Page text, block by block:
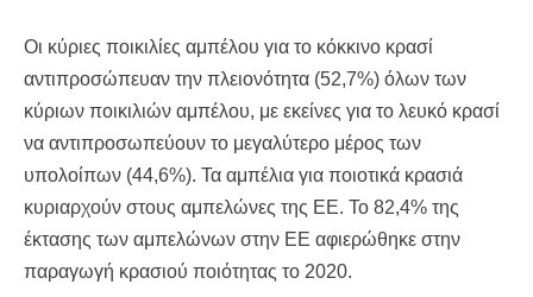
Οι κύριες ποικιλίες αμπέλου για το κόκκινο κρασί
αντιπροσώπευαν την πλειονότητα (52,7%) όλων των
κύριων ποικιλιών αμπέλου, με εκείνες για το λευκό κρασί
να αντιπροσωπεύουν το μεγαλύτερο μέρος των
υπολοίπων (44,6%). Τα αμπέλια για ποιοτικά κρασιά
κυριαρχούν στους αμπελώνες της ΕΕ. Το 82,4% της
έκτασης των αμπελώνων στην ΕΕ αφιερώθηκε στην
παραγωγή κρασιού ποιότητας το 2020.